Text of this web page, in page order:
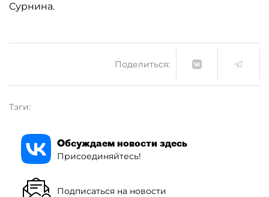
Сурнина.
Поделиться:
Тэги:
Обсуждаем новости здесь
Присоединяйтесь!
Подписаться на новости